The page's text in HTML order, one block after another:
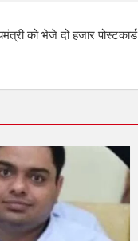
को भेजे दो हजार पोस्टकार्ड